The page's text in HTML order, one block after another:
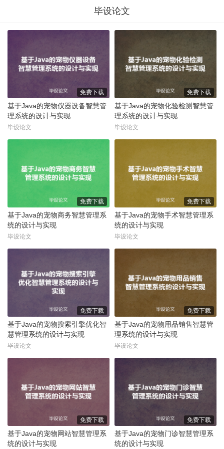
毕设论文
免费下载
基于Java的宠物仪器设备智慧管
理系统的设计与实现
毕设论文
免费下载
基于Java的宠物化验检测智慧管
理系统的设计与实现
毕设论文
免费下载
基于Java的宠物商务智慧管理系
统的设计与实现
毕设论文
免费下载
基于Java的宠物手术智慧管理系
统的设计与实现
毕设论文
免费下载
基于Java的宠物搜索引擎优化智
慧管理系统的设计与实现
毕设论文
免费下载
基于Java的宠物用品销售智慧管
理系统的设计与实现
毕设论文
免费下载
基于Java的宠物网站智慧管理系
统的设计与实现
免费下载
基于Java的宠物门诊智慧管理系
统的设计与实现